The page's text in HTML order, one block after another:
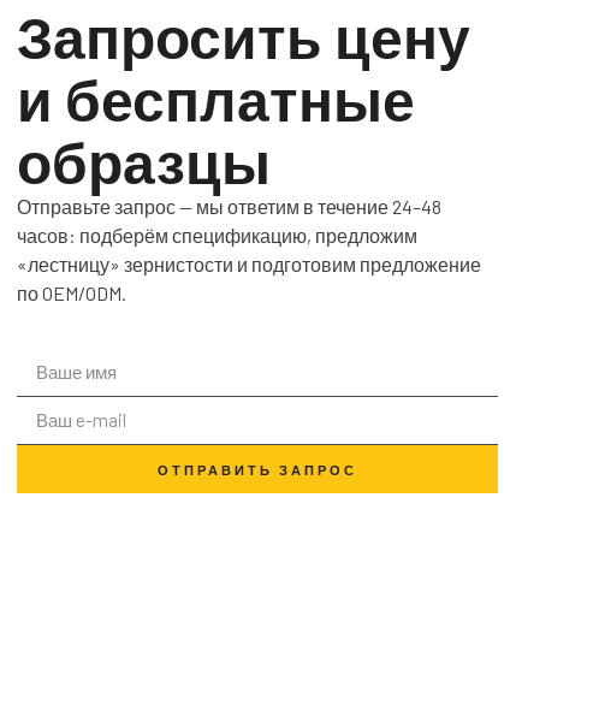
Запросить цену
и бесплатные
образцы
Отправьте запрос — мы ответим в течение 24–48
часов: подберём спецификацию, предложим
«лестницу» зернистости и подготовим предложение
по OEM/ODM.
ОТПРАВИТЬ ЗАПРОС